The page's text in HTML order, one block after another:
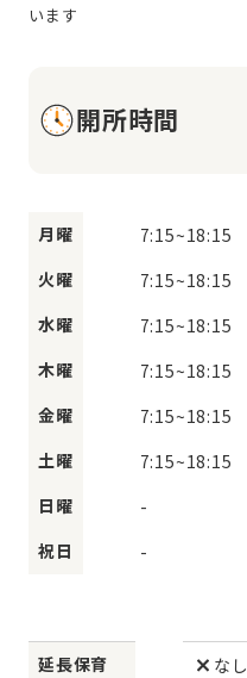
開所時間
月曜 7:15~18:15
火曜
7:15~18:15
水曜
7:15~18:15
木曜
7:15~18:15
金曜
7:15~18:15
土曜
7:15~18:15
日曜
-
祝日
-
延長保育
なし